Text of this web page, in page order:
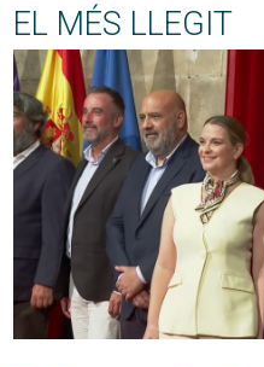
EL MÉS LLEGIT